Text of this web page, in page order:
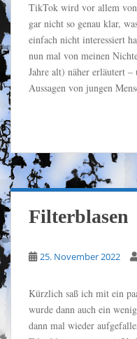
TikTok wird vor allem
gar nicht so genau klar,
einfach nicht interessiert
nun mal von meinen
Jahre alt) näher erläutert
Aussagen von jungen
Filterblasen
25. November 2022
Kürzlich saß ich mit ein
wurde dann auch ein
dann mal wieder